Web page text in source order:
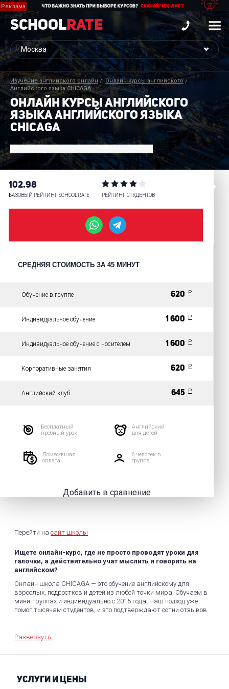
School Rate
Изучение английского онлайн
Онлайн курсы английского
Английского языка CHICAGA
ОНЛАЙН КУРСЫ АНГЛИЙСКОГО
ЯЗЫКА АНГЛИЙСКОГО ЯЗЫКА
CHICAGA
102.98
БАЗОВЫЙ РЕЙТИНГ SCHOOLRATE РЕЙТИНГ СТУДЕНТОВ
СРЕДНЯЯ СТОИМОСТЬ ЗА 45 МИНУТ
Обучение в группе 620 P
Индивидуальное обучение 1 600 P
Индивидуальное обучение с носителем 1 600 P
Корпоративные занятия 620 P
Английский клуб 645 P
Бесплатный
пробный урок
Английский
для детей
Помесячная
оплата
6 человек в
группе
Добавить в сравнение
Перейти на сайт школы
Ищете онлайн-курс, где не просто проводят уроки для
галочки, а действительно учат мыслить и говорить на
английском?
Онлайн школа CHICAGA — это обучение английскому для
взрослых, подростков и детей из любой точки мира. Обучаем в
мини-группах и индивидуально с 2015 года. Наш подход уже
помог тысячам студентов, и это подтверждают сотни отзывов
Основа обучения — курс «Английский на всю жизнь. С
американских университетах:
4 касания с темой в разных форматах
максимум разговорной практики на онлайн-занятии
Развернуть
УСЛУГИ И ЦЕНЫ